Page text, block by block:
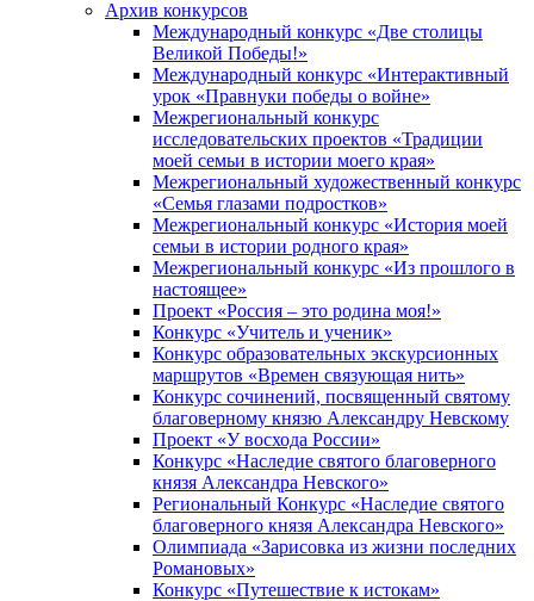
Архив конкурсов
Международный конкурс «Две столицы
Великой Победы!»
Международный конкурс «Интерактивный
урок «Правнуки победы о войне»
Межрегиональный конкурс
исследовательских проектов «Традиции
моей семьи в истории моего края»
Межрегиональный художественный конкурс
«Семья глазами подростков»
Межрегиональный конкурс «История моей
семьи в истории родного края»
Межрегиональный конкурс «Из прошлого в
настоящее»
Проект «Россия – это родина моя!»
Конкурс «Учитель и ученик»
Конкурс образовательных экскурсионных
маршрутов «Времен связующая нить»
Конкурс сочинений, посвященный святому
благоверному князю Александру Невскому
Проект «У восхода России»
Конкурс «Наследие святого благоверного
князя Александра Невского»
Региональный Конкурс «Наследие святого
благоверного князя Александра Невского»
Олимпиада «Зарисовка из жизни последних
Романовых»
Конкурс «Путешествие к истокам»